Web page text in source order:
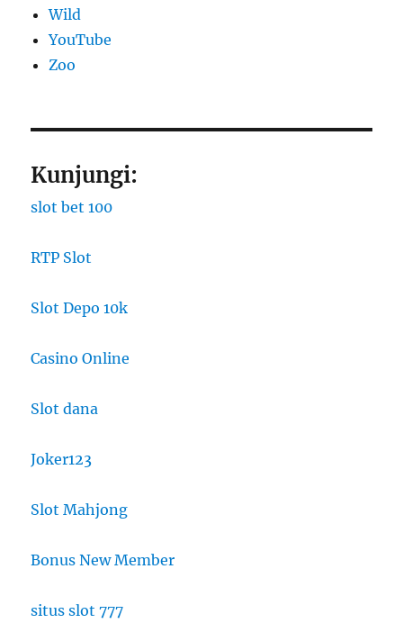
Wild
YouTube
Zoo
Kunjungi:
slot bet 100
RTP Slot
Slot Depo 10k
Casino Online
Slot dana
Joker123
Slot Mahjong
Bonus New Member
situs slot 777